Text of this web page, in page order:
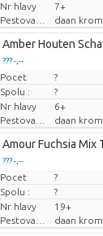
Nr hlavy
7+
daan
Amber Houten
??? -,--
Cena za kus
Pocet ?
Spolu :
?
Nr hlavy
6+
daan
Amour Fuchsia Mix
??? -,--
Cena za kus
Pocet ?
Spolu :
?
Nr hlavy
19+
daan